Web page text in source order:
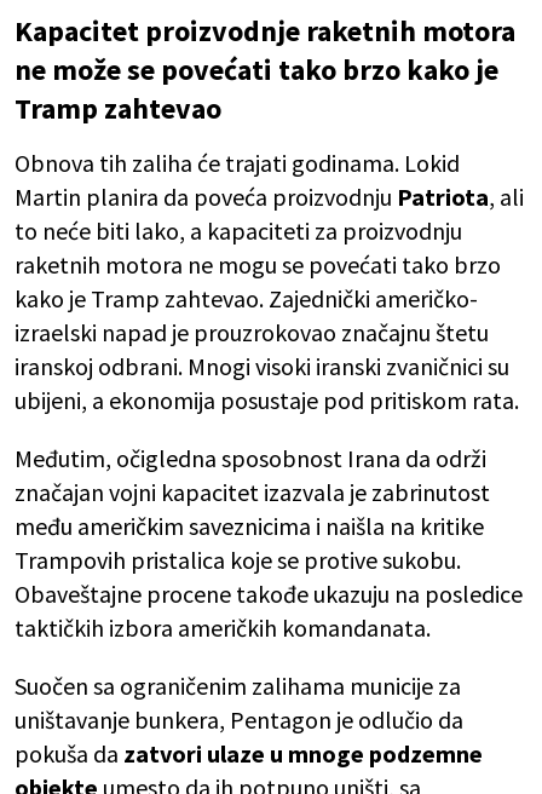
Kapacitet proizvodnje raketnih motora
ne može se povećati tako brzo kako je
Tramp zahtevao
Obnova tih zaliha će trajati godinama. Lokid
Martin planira da poveća proizvodnju Patriota, ali
to neće biti lako, a kapaciteti za proizvodnju
raketnih motora ne mogu se povećati tako brzo
kako je Tramp zahtevao. Zajednički američko-
izraelski napad je prouzrokovao značajnu štetu
iranskoj odbrani. Mnogi visoki iranski zvaničnici su
ubijeni, a ekonomija posustaje pod pritiskom rata.
Međutim, očigledna sposobnost Irana da održi
značajan vojni kapacitet izazvala je zabrinutost
među američkim saveznicima i naišla na kritike
Trampovih pristalica koje se protive sukobu.
Obaveštajne procene takođe ukazuju na posledice
taktičkih izbora američkih komandanata.
Suočen sa ograničenim zalihama municije za
uništavanje bunkera, Pentagon je odlučio da
pokuša da zatvori ulaze u mnoge podzemne
objekte umesto da ih potpuno uništi, sa